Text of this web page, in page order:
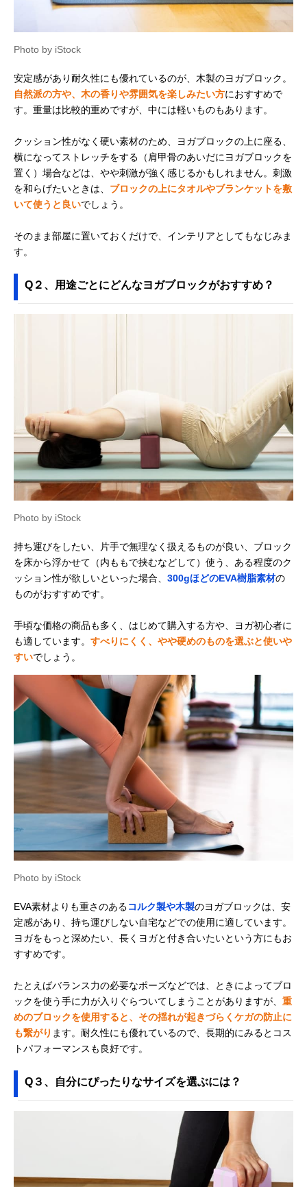
Photo by iStock
安定感があり耐久性にも優れているのが、木製のヨガブロック。
自然派の方や、木の香りや雰囲気を楽しみたい方におすすめで
す。重量は比較的重めですが、中には軽いものもあります。
クッション性がなく硬い素材のため、ヨガブロックの上に座る、
横になってストレッチをする（肩甲骨のあいだにヨガブロックを
置く）場合などは、やや刺激が強く感じるかもしれません。刺激
を和らげたいときは、 ブロックの上にタオルやブランケットを敷
いて使うと良いでしょう。
そのまま部屋に置いておくだけで、インテリアとしてもなじみま
す。
Q２、用途ごとにどんなヨガブロックがおすすめ？
Photo by iStock
持ち運びをしたい、片手で無理なく扱えるものが良い、ブロック
を床から浮かせて（内ももで挟むなどして）使う、ある程度のク
ッション性が欲しいといった場合、 300gほどのEVA樹脂素材の
ものがおすすめです。
手頃な価格の商品も多く、はじめて購入する方や、ヨガ初心者に
も適しています。 すべりにくく、やや硬めのものを選ぶと使いや
すいでしょう。
Photo by iStock
EVA素材よりも重さのあるコルク製や木製のヨガブロックは、安
定感があり、持ち運びしない自宅などでの使用に適しています。
ヨガをもっと深めたい、長くヨガと付き合いたいという方にもお
すすめです。
たとえばバランス力の必要なポーズなどでは、ときによってブロ
ックを使う手に力が入りぐらついてしまうことがありますが、 重
めのブロックを使用すると、その揺れが起きづらくケガの防止に
も繋がり ます。耐久性にも優れているので、長期的にみるとコス
トパフォーマンスも良好です。
Q３、自分にぴったりなサイズを選ぶには？